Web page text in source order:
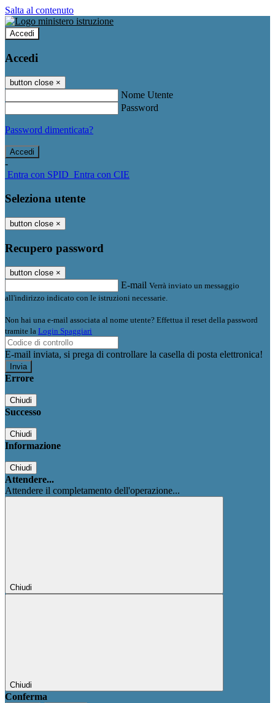
Salta al contenuto
Accedi
Accedi
button close ×
Nome Utente
Password
Password dimenticata?
-
Entra con SPID Entra con CIE
Seleziona utente
button close ×
Recupero password
button close ×
E-mail Verrà inviato un messaggio
all'indirizzo indicato con le istruzioni necessarie.
Non hai una e-mail associata al nome utente? Effettua il reset della password
tramite la Login Spaggiari
E-mail inviata, si prega di controllare la casella di posta elettronica!
Errore
Chiudi
Successo
Chiudi
Informazione
Chiudi
Attendere...
Attendere il completamento dell'operazione...
Chiudi
Chiudi
Conferma